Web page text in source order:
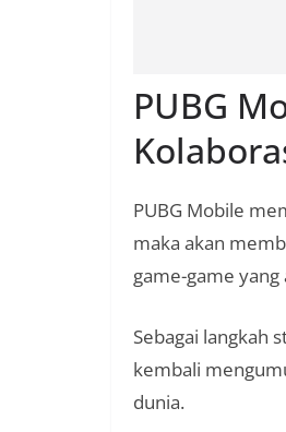
PUBG
PUBG Mobile
maka akan
game-game yang
Sebagai langkah
kembali
dunia.